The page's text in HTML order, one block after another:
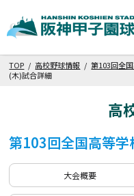
TOP /高校野球情報 /第103回全
(木)試合詳細
高
第103回全国高等
大会概要